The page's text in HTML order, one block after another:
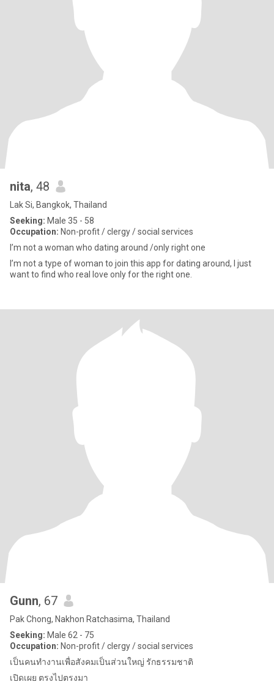
nita, 48
Lak Si, Bangkok, Thailand
Seeking: Male 35 - 58
Occupation: Non-profit / clergy / social services
I’m not a woman who dating around /only right one
I’m not a type of woman to join this app for dating around, I just
want to find who real love only for the right one.
Gunn, 67
Pak Chong, Nakhon Ratchasima, Thailand
Seeking: Male 62 - 75
Occupation: Non-profit / clergy / social services
เป็นคนทำงานเพื่อสังคมเป็นส่วนใหญ่ รักธรรมชาติ
เปิดเผย ตรงไปตรงมา